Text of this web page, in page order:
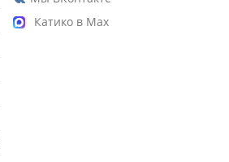
Катико в Max